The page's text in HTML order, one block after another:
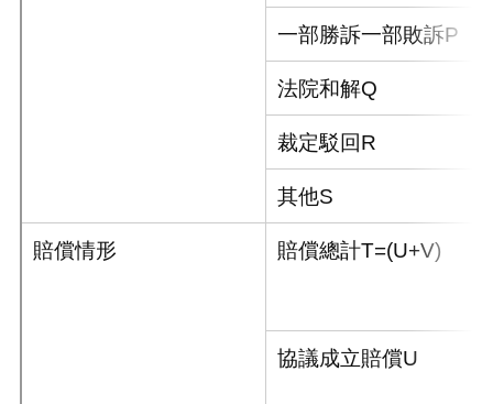
一部勝訴一部敗訴P
法院和解Q
裁定駁回R
其他S
賠償情形 賠償總計T=(U+V)
協議成立賠償U